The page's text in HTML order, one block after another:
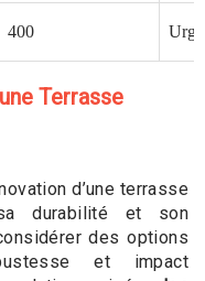
400
Terrasse
d’une terrasse
durabilité et son
des options
et impact